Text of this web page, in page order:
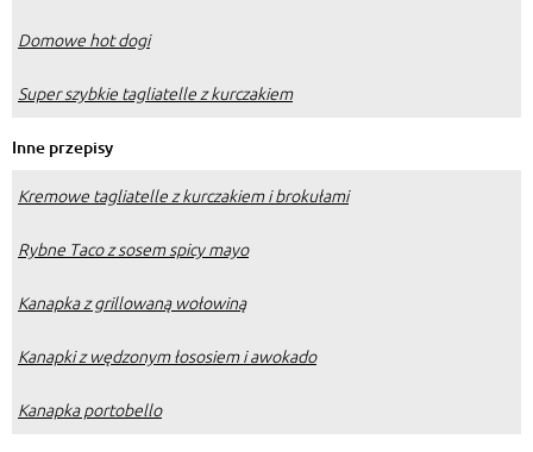
Domowe hot dogi
Super szybkie tagliatelle z kurczakiem
Inne przepisy
Kremowe tagliatelle z kurczakiem i brokułami
Rybne Taco z sosem spicy mayo
Kanapka z grillowaną wołowiną
Kanapki z wędzonym łososiem i awokado
Kanapka portobello